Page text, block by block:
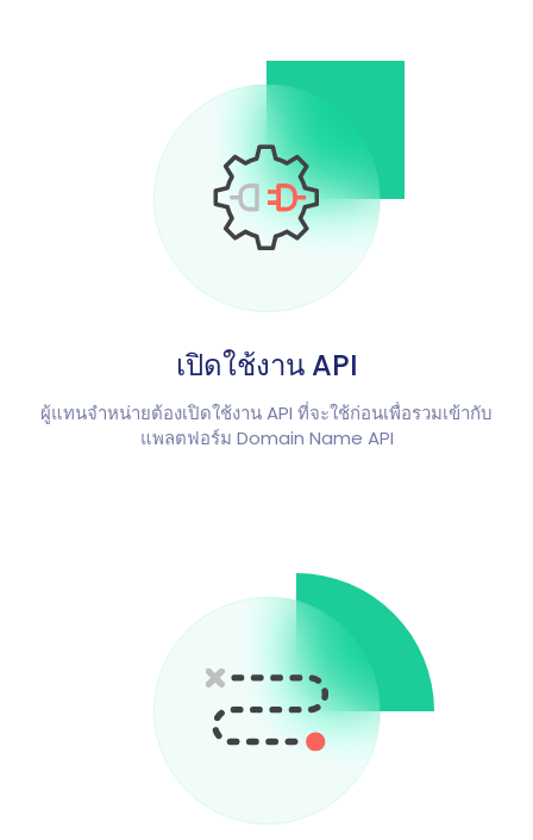
เปิดใช้งาน API
ผู้แทนจำหน่ายต้องเปิดใช้งาน API ที่จะใช้ก่อนเพื่อรวมเข้ากับ
แพลตฟอร์ม Domain Name API